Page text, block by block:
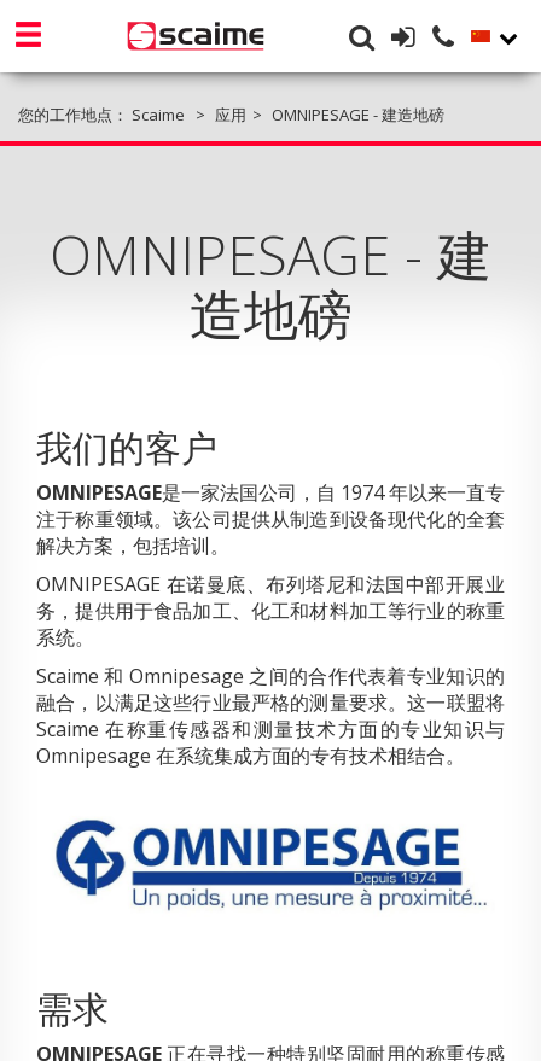
您的工作地点： Scaime 应用 OMNIPESAGE - 建造地磅
OMNIPESAGE - 建
造地磅
我们的客户
OMNIPESAGE是一家法国公司，自 1974 年以来一直专
注于称重领域。该公司提供从制造到设备现代化的全套
解决方案，包括培训。
OMNIPESAGE 在诺曼底、布列塔尼和法国中部开展业
务，提供用于食品加工、化工和材料加工等行业的称重
系统。
Scaime 和 Omnipesage 之间的合作代表着专业知识的
融合，以满足这些行业最严格的测量要求。这一联盟将
Scaime 在称重传感器和测量技术方面的专业知识与
Omnipesage 在系统集成方面的专有技术相结合。
需求
OMNIPESAGE 正在寻找一种特别坚固耐用的称重传感